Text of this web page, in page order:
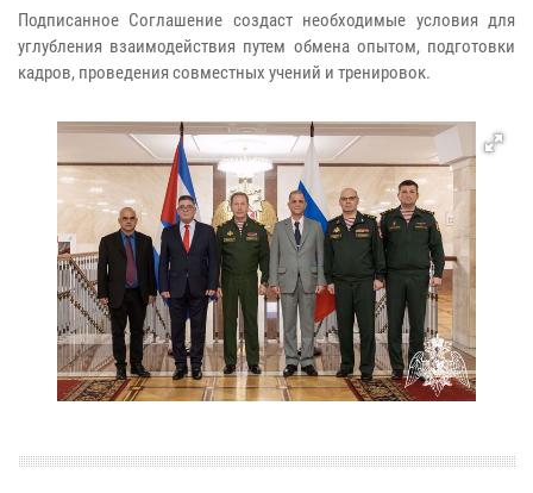
Подписанное Соглашение создаст необходимые условия для
углубления взаимодействия путем обмена опытом, подготовки
кадров, проведения совместных учений и тренировок.